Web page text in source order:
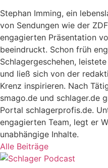
Stephan Imming, ein
von Sendungen wie der
engagierten Präsentation
beeindruckt. Schon früh
Schlagergeschehen,
und ließ sich von der
Krenz inspirieren. Nach
smago.de und schlager.de
Portal schlagerprofis.de.
engagierten Team, legt er
unabhängige Inhalte.
Alle Beiträge